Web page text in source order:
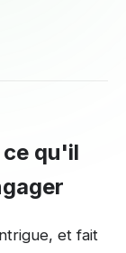
ce qu'il
et fait